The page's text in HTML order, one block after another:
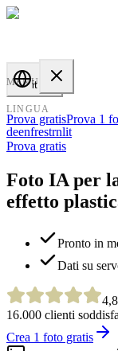
it
Prova gratisProva 1
MENU
LINGUA
deenfrestrnlit
Prova gratis
Foto IA per
effetto
Pronto in
Dati su
16.000 clienti
Crea 1 foto gratis